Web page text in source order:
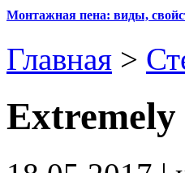
Монтажная пена: виды,
Главная >